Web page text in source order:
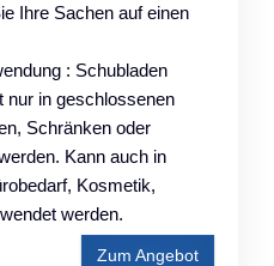
Ihre Sachen auf einen
: Schubladen
nur in geschlossenen
Schränken oder
Kann auch in
Kosmetik,
werden.
Zum Angebot